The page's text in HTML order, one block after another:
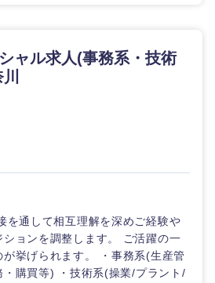
選択する
選択する
選択する
選択する
ャル求人(事務系・技術
を通して相互理解を深めご経験や
ョンを調整します。 ご活躍の一
挙げられます。 ・事務系(生産管
・購買等) ・技術系(操業/プラント/